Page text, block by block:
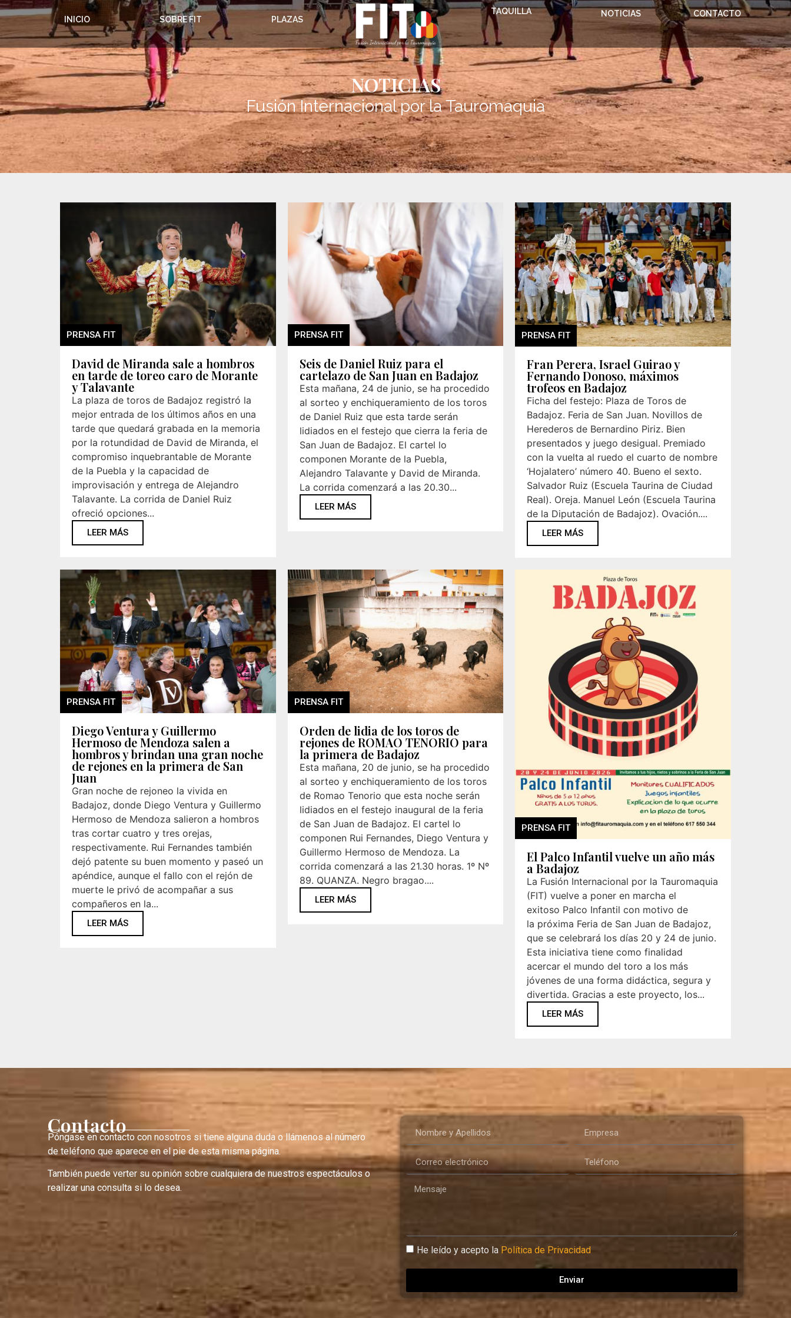
INICIO SOBRE FIT PLAZAS
TAQUILLA NOTICIAS CONTACTO
NOTICIAS
Fusión Internacional por la Tauromaquia
PRENSA FIT
David de Miranda sale a hombros
en tarde de toreo caro de Morante
y Talavante
La plaza de toros de Badajoz registró la
mejor entrada de los últimos años en una
tarde que quedará grabada en la memoria
por la rotundidad de David de Miranda, el
compromiso inquebrantable de Morante
de la Puebla y la capacidad de
improvisación y entrega de Alejandro
Talavante. La corrida de Daniel Ruiz
ofreció opciones...
LEER MÁS
PRENSA FIT
Seis de Daniel Ruiz para el
cartelazo de San Juan en Badajoz
Esta mañana, 24 de junio, se ha procedido
al sorteo y enchiqueramiento de los toros
de Daniel Ruiz que esta tarde serán
lidiados en el festejo que cierra la feria de
San Juan de Badajoz. El cartel lo
componen Morante de la Puebla,
Alejandro Talavante y David de Miranda.
La corrida comenzará a las 20.30...
LEER MÁS
PRENSA FIT
Fran Perera, Israel Guirao y
Fernando Donoso, máximos
trofeos en Badajoz
Ficha del festejo: Plaza de Toros de
Badajoz. Feria de San Juan. Novillos de
Herederos de Bernardino Piriz. Bien
presentados y juego desigual. Premiado
con la vuelta al ruedo el cuarto de nombre
‘Hojalatero’ número 40. Bueno el sexto.
Salvador Ruiz (Escuela Taurina de Ciudad
Real). Oreja. Manuel León (Escuela Taurina
de la Diputación de Badajoz). Ovación....
LEER MÁS
PRENSA FIT
Diego Ventura y Guillermo
Hermoso de Mendoza salen a
hombros y brindan una gran noche
de rejones en la primera de San
Juan
Gran noche de rejoneo la vivida en
Badajoz, donde Diego Ventura y Guillermo
Hermoso de Mendoza salieron a hombros
tras cortar cuatro y tres orejas,
respectivamente. Rui Fernandes también
dejó patente su buen momento y paseó un
apéndice, aunque el fallo con el rejón de
muerte le privó de acompañar a sus
compañeros en la...
LEER MÁS
PRENSA FIT
Orden de lidia de los toros de
rejones de ROMAO TENORIO para
la primera de Badajoz
Esta mañana, 20 de junio, se ha procedido
al sorteo y enchiqueramiento de los toros
de Romao Tenorio que esta noche serán
lidiados en el festejo inaugural de la feria
de San Juan de Badajoz. El cartel lo
componen Rui Fernandes, Diego Ventura y
Guillermo Hermoso de Mendoza. La
corrida comenzará a las 21.30 horas. 1º Nº
89. QUANZA. Negro bragao....
LEER MÁS
PRENSA FIT
El Palco Infantil vuelve un año más
a Badajoz
La Fusión Internacional por la Tauromaquia
(FIT) vuelve a poner en marcha el
exitoso Palco Infantil con motivo de
la próxima Feria de San Juan de Badajoz,
que se celebrará los días 20 y 24 de junio.
Esta iniciativa tiene como finalidad
acercar el mundo del toro a los más
jóvenes de una forma didáctica, segura y
divertida. Gracias a este proyecto, los...
LEER MÁS
Contacto
Póngase en contacto con nosotros si tiene alguna duda o llámenos al número
de teléfono que aparece en el pie de esta misma página.
También puede verter su opinión sobre cualquiera de nuestros espectáculos o
realizar una consulta si lo desea.
He leído y acepto la Política de Privacidad
Enviar